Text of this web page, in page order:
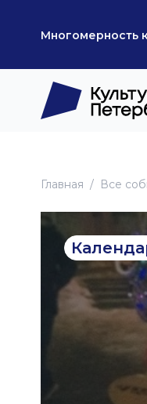
Многомерность
Главная Все